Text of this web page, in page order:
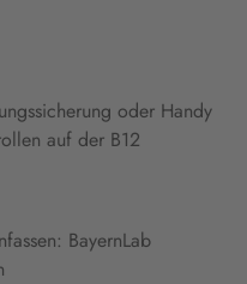
oder Handy
auf der B12
BayernLab